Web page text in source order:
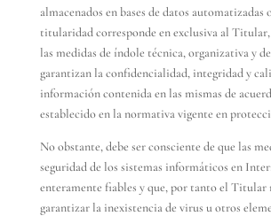
almacenados en bases de datos automatizadas
titularidad corresponde en exclusiva al Titular,
las medidas de índole técnica, organizativa y
garantizan la confidencialidad, integridad y
información contenida en las mismas de
establecido en la normativa vigente en
No obstante, debe ser consciente de que las
seguridad de los sistemas informáticos en
enteramente fiables y que, por tanto el Titular
garantizar la inexistencia de virus u otros